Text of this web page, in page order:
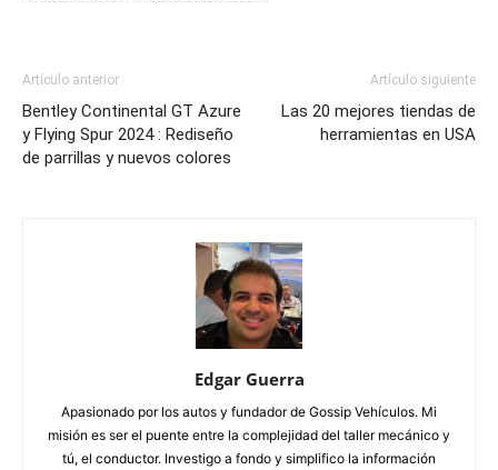
Artículo anterior
Bentley Continental GT Azure
y Flying Spur 2024 : Rediseño
de parrillas y nuevos colores
Artículo siguiente
Las 20 mejores tiendas de
herramientas en USA
Edgar Guerra
Apasionado por los autos y fundador de Gossip Vehículos. Mi
misión es ser el puente entre la complejidad del taller mecánico y
tú, el conductor. Investigo a fondo y simplifico la información